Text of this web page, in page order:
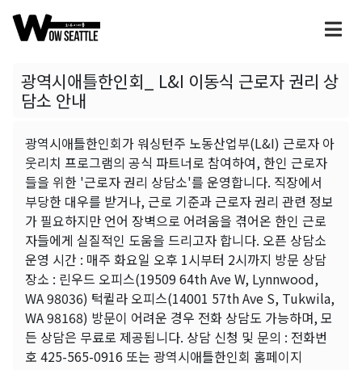
광역시애틀한인회_ L&I 이동식 근로자 권리 상
담소 안내
광역시애틀한인회가 워싱턴주 노동산업부(L&I) 근로자 아
웃리치 프로그램의 공식 파트너로 참여하여, 한인 근로자
들을 위한 '근로자 권리 상담소'를 운영합니다. 직장에서
부당한 대우를 받거나, 근로 기준과 근로자 권리 관련 정보
가 필요하지만 언어 장벽으로 어려움을 겪어온 한인 근로
자들에게 실질적인 도움을 드리고자 합니다. 오픈 상담소
운영 시간 : 매주 화요일 오후 1시부터 2시까지 방문 상담
장소 : 린우드 오피스(19509 64th Ave W, Lynnwood,
WA 98036) 턱퀼라 오피스(14001 57th Ave S, Tukwila,
WA 98168) 방문이 어려운 경우 전화 상담도 가능하며, 모
든 상담은 무료로 제공됩니다. 상담 신청 및 문의 : 전화번
호 425-565-0916 또는 광역시애틀한인회 홈페이지